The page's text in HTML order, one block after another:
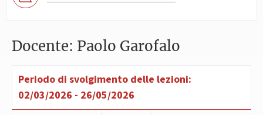
Docente: Paolo Garofalo
Periodo di svolgimento delle lezioni:
02/03/2026 - 26/05/2026